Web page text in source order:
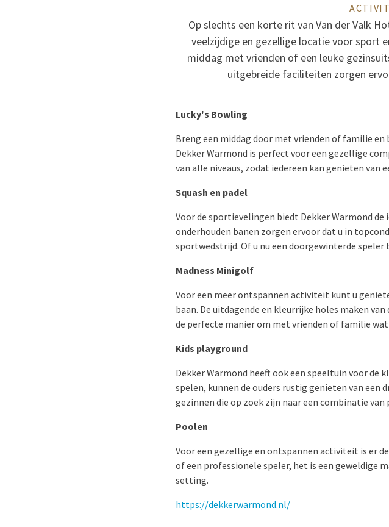
Op slechts een korte rit van Van der Valk
veelzijdige en gezellige locatie voor sport
middag met vrienden of een leuke
uitgebreide faciliteiten zorgen
Lucky's Bowling
Breng een middag door met vrienden of familie
Dekker Warmond is perfect voor een gezellige
van alle niveaus, zodat iedereen kan genieten van
Squash en padel
Voor de sportievelingen biedt Dekker Warmond
onderhouden banen zorgen ervoor dat u in
sportwedstrijd. Of u nu een doorgewinterde
Madness Minigolf
Voor een meer ontspannen activiteit kunt u
baan. De uitdagende en kleurrijke holes maken
de perfecte manier om met vrienden of familie
Kids playground
Dekker Warmond heeft ook een speeltuin voor de
spelen, kunnen de ouders rustig genieten van een
gezinnen die op zoek zijn naar een combinatie
Poolen
Voor een gezellige en ontspannen activiteit is er
of een professionele speler, het is een geweldige
setting.
https://dekkerwarmond.nl/